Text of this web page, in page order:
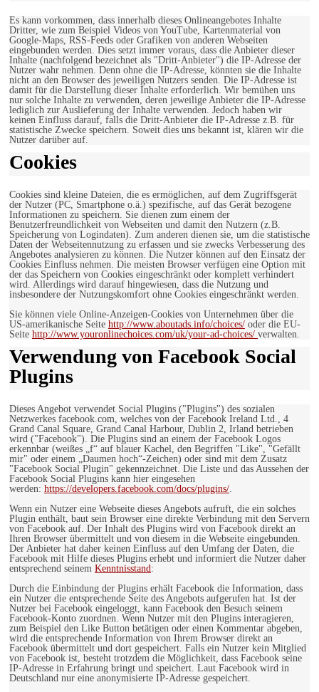
Es kann vorkommen, dass innerhalb dieses Onlineangebotes Inhalte
Dritter, wie zum Beispiel Videos von YouTube, Kartenmaterial von
Google-Maps, RSS-Feeds oder Grafiken von anderen Webseiten
eingebunden werden. Dies setzt immer voraus, dass die Anbieter dieser
Inhalte (nachfolgend bezeichnet als "Dritt-Anbieter") die IP-Adresse der
Nutzer wahr nehmen. Denn ohne die IP-Adresse, könnten sie die Inhalte
nicht an den Browser des jeweiligen Nutzers senden. Die IP-Adresse ist
damit für die Darstellung dieser Inhalte erforderlich. Wir bemühen uns
nur solche Inhalte zu verwenden, deren jeweilige Anbieter die IP-Adresse
lediglich zur Auslieferung der Inhalte verwenden. Jedoch haben wir
keinen Einfluss darauf, falls die Dritt-Anbieter die IP-Adresse z.B. für
statistische Zwecke speichern. Soweit dies uns bekannt ist, klären wir die
Nutzer darüber auf.
Cookies
Cookies sind kleine Dateien, die es ermöglichen, auf dem Zugriffsgerät
der Nutzer (PC, Smartphone o.ä.) spezifische, auf das Gerät bezogene
Informationen zu speichern. Sie dienen zum einem der
Benutzerfreundlichkeit von Webseiten und damit den Nutzern (z.B.
Speicherung von Logindaten). Zum anderen dienen sie, um die statistische
Daten der Webseitennutzung zu erfassen und sie zwecks Verbesserung des
Angebotes analysieren zu können. Die Nutzer können auf den Einsatz der
Cookies Einfluss nehmen. Die meisten Browser verfügen eine Option mit
der das Speichern von Cookies eingeschränkt oder komplett verhindert
wird. Allerdings wird darauf hingewiesen, dass die Nutzung und
insbesondere der Nutzungskomfort ohne Cookies eingeschränkt werden.
Sie können viele Online-Anzeigen-Cookies von Unternehmen über die
US-amerikanische Seite http://www.aboutads.info/choices/ oder die EU-
Seite http://www.youronlinechoices.com/uk/your-ad-choices/ verwalten.
Verwendung von Facebook Social
Plugins
Dieses Angebot verwendet Social Plugins ("Plugins") des sozialen
Netzwerkes facebook.com, welches von der Facebook Ireland Ltd., 4
Grand Canal Square, Grand Canal Harbour, Dublin 2, Irland betrieben
wird ("Facebook"). Die Plugins sind an einem der Facebook Logos
erkennbar (weißes „f“ auf blauer Kachel, den Begriffen "Like", "Gefällt
mir" oder einem „Daumen hoch“-Zeichen) oder sind mit dem Zusatz
"Facebook Social Plugin" gekennzeichnet. Die Liste und das Aussehen der
Facebook Social Plugins kann hier eingesehen
werden: https://developers.facebook.com/docs/plugins/.
Wenn ein Nutzer eine Webseite dieses Angebots aufruft, die ein solches
Plugin enthält, baut sein Browser eine direkte Verbindung mit den Servern
von Facebook auf. Der Inhalt des Plugins wird von Facebook direkt an
Ihren Browser übermittelt und von diesem in die Webseite eingebunden.
Der Anbieter hat daher keinen Einfluss auf den Umfang der Daten, die
Facebook mit Hilfe dieses Plugins erhebt und informiert die Nutzer daher
entsprechend seinem Kenntnisstand:
Durch die Einbindung der Plugins erhält Facebook die Information, dass
ein Nutzer die entsprechende Seite des Angebots aufgerufen hat. Ist der
Nutzer bei Facebook eingeloggt, kann Facebook den Besuch seinem
Facebook-Konto zuordnen. Wenn Nutzer mit den Plugins interagieren,
zum Beispiel den Like Button betätigen oder einen Kommentar abgeben,
wird die entsprechende Information von Ihrem Browser direkt an
Facebook übermittelt und dort gespeichert. Falls ein Nutzer kein Mitglied
von Facebook ist, besteht trotzdem die Möglichkeit, dass Facebook seine
IP-Adresse in Erfahrung bringt und speichert. Laut Facebook wird in
Deutschland nur eine anonymisierte IP-Adresse gespeichert.